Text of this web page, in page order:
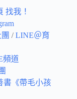
找我！
/LINE＠育
頻道
書《帶毛小孩